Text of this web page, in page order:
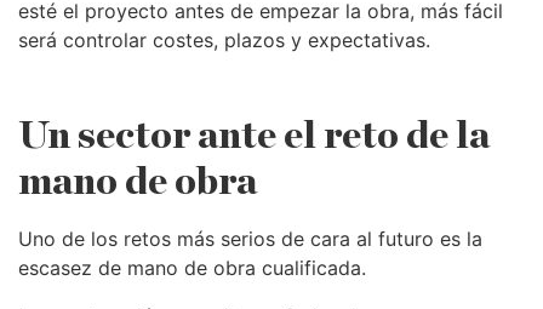
esté el proyecto antes de empezar la obra, más fácil
será controlar costes, plazos y expectativas.
Un sector ante el reto de la
mano de obra
Uno de los retos más serios de cara al futuro es la
escasez de mano de obra cualificada.